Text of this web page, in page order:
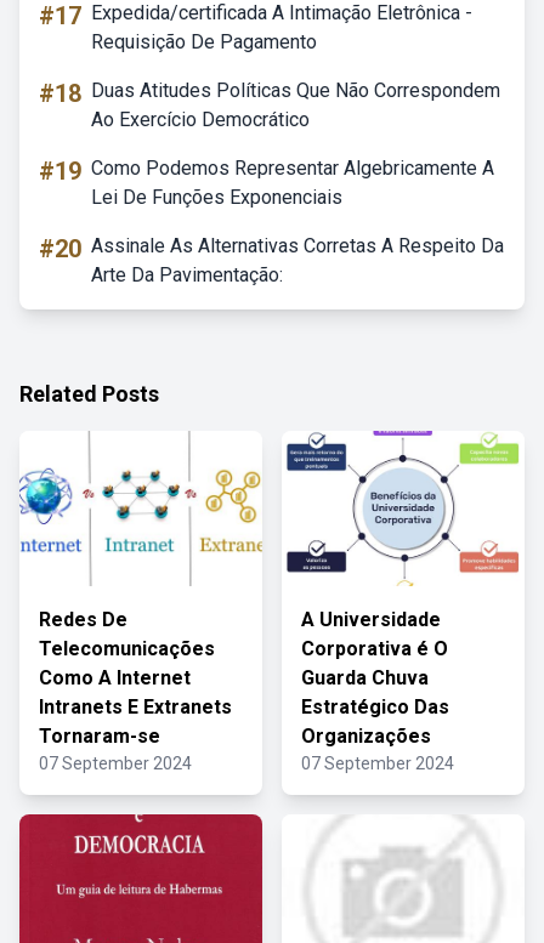
#17 Expedida/certificada A Intimação Eletrônica -
Requisição De Pagamento
#18 Duas Atitudes Políticas Que Não Correspondem
Ao Exercício Democrático
#19 Como Podemos Representar Algebricamente A
Lei De Funções Exponenciais
#20 Assinale As Alternativas Corretas A Respeito Da
Arte Da Pavimentação:
Related Posts
Redes De
Telecomunicações
Como A Internet
Intranets E Extranets
Tornaram-se
07 September 2024
A Universidade
Corporativa é O
Guarda Chuva
Estratégico Das
Organizações
07 September 2024